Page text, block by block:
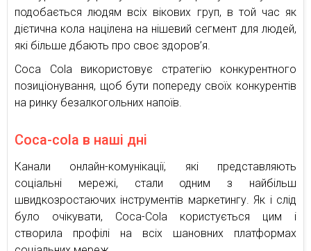
подобається людям всіх вікових груп, в той час як
дієтична кола націлена на нішевий сегмент для людей,
які більше дбають про своє здоров’я.
Coca Cola використовує стратегію конкурентного
позиціонування, щоб бути попереду своїх конкурентів
на ринку безалкогольних напоїв.
Coca-cola в наші дні
Канали онлайн-комунікації, які представляють
соціальні мережі, стали одним з найбільш
швидкозростаючих інструментів маркетингу. Як і слід
було очікувати, Coca-Cola користується цим і
створила профілі на всіх шановних платформах